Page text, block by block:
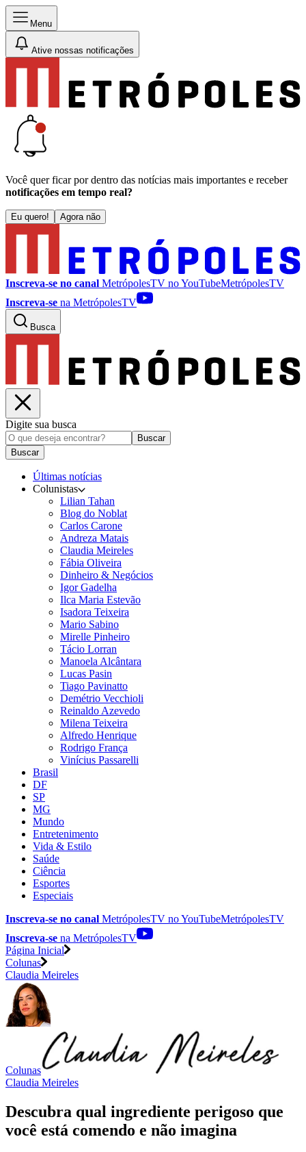
Menu
Ative nossas notificações
Você quer ficar por dentro das notícias mais importantes e receber
notificações em tempo real?
Eu quero! Agora não
Inscreva-se no canal MetrópolesTV noYouTubeMetrópolesTV
Inscreva-se na MetrópolesTV
Busca
Digite sua busca
Buscar
Buscar
Últimas notícias
Colunistas
Lilian Tahan
Blog do Noblat
Carlos Carone
Andreza Matais
Claudia Meireles
Fábia Oliveira
Dinheiro & Negócios
Igor Gadelha
Ilca Maria Estevão
Isadora Teixeira
Mario Sabino
Mirelle Pinheiro
Tácio Lorran
Manoela Alcântara
Lucas Pasin
Tiago Pavinatto
Demétrio Vecchioli
Reinaldo Azevedo
Milena Teixeira
Alfredo Henrique
Rodrigo França
Vinícius Passarelli
Brasil
DF
SP
MG
Mundo
Entretenimento
Vida & Estilo
Saúde
Ciência
Esportes
Especiais
Inscreva-se no canal MetrópolesTV noYouTubeMetrópolesTV
Inscreva-se na MetrópolesTV
Página Inicial
Colunas
Claudia Meireles
Colunas
Claudia Meireles
Descubra qual ingrediente perigoso que
você está comendo e não imagina